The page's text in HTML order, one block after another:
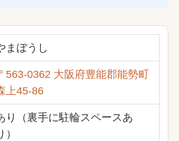
まぼうし
563-0362 大阪府豊能郡能勢町
上45-86
り（裏手に駐輪スペースあ
）